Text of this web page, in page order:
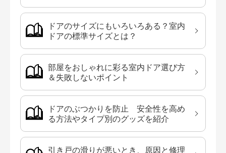
ドアのサイズにもいろいろある？室内
ドアの標準サイズとは？
部屋をおしゃれに彩る室内ドア選び方
＆失敗しないポイント
ドアのぶつかりを防止 安全性を高め
る方法やタイプ別のグッズを紹介
引き戸の滑りが悪いとき、原因と修理